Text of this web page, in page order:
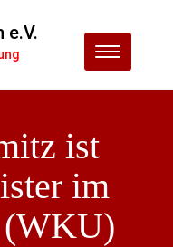
Menu
e.V.
ist
im